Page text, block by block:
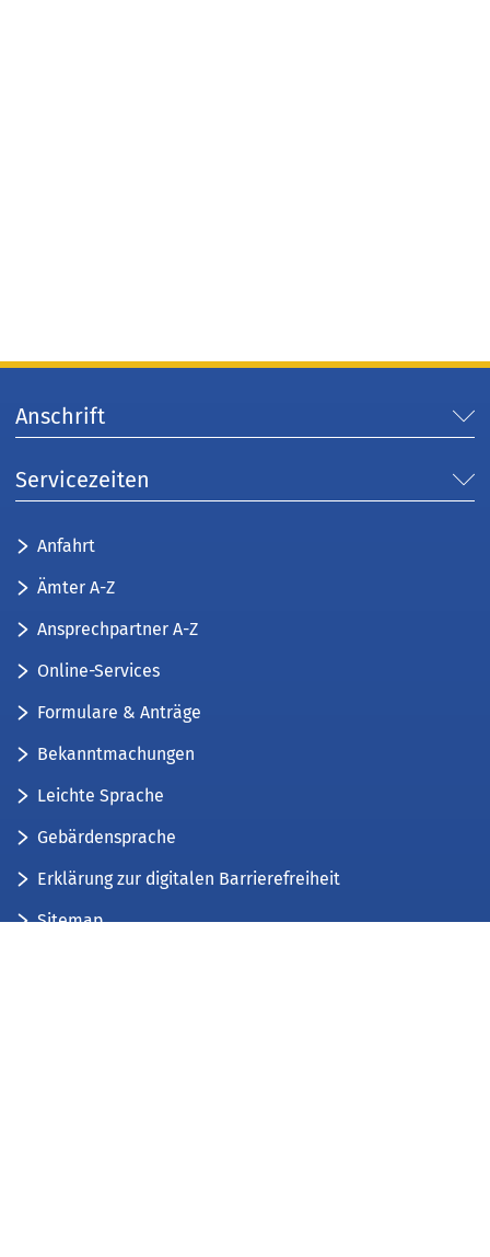
Anschrift
Servicezeiten
Anfahrt
Ämter A-Z
Ansprechpartner A-Z
Online-Services
Formulare & Anträge
Bekanntmachungen
Leichte Sprache
Gebärdensprache
Erklärung zur digitalen Barrierefreiheit
Sitemap